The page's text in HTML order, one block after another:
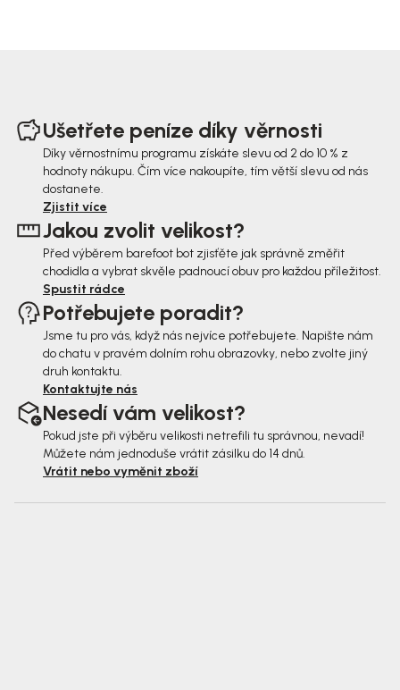
Ušetřete peníze díky věrnosti
Díky věrnostnímu programu získáte slevu od 2 do 10 % z
hodnoty nákupu. Čím více nakoupíte, tím větší slevu od nás
dostanete.
Zjistit více
Jakou zvolit velikost?
Před výběrem barefoot bot zjisťěte jak správně změřit
chodidla a vybrat skvěle padnoucí obuv pro každou příležitost.
Spustit rádce
Potřebujete poradit?
Jsme tu pro vás, když nás nejvíce potřebujete. Napište nám
do chatu v pravém dolním rohu obrazovky, nebo zvolte jiný
druh kontaktu.
Kontaktujte nás
Nesedí vám velikost?
Pokud jste při výběru velikosti netrefili tu správnou, nevadí!
Můžete nám jednoduše vrátit zásilku do 14 dnů.
Vrátit nebo vyměnit zboží